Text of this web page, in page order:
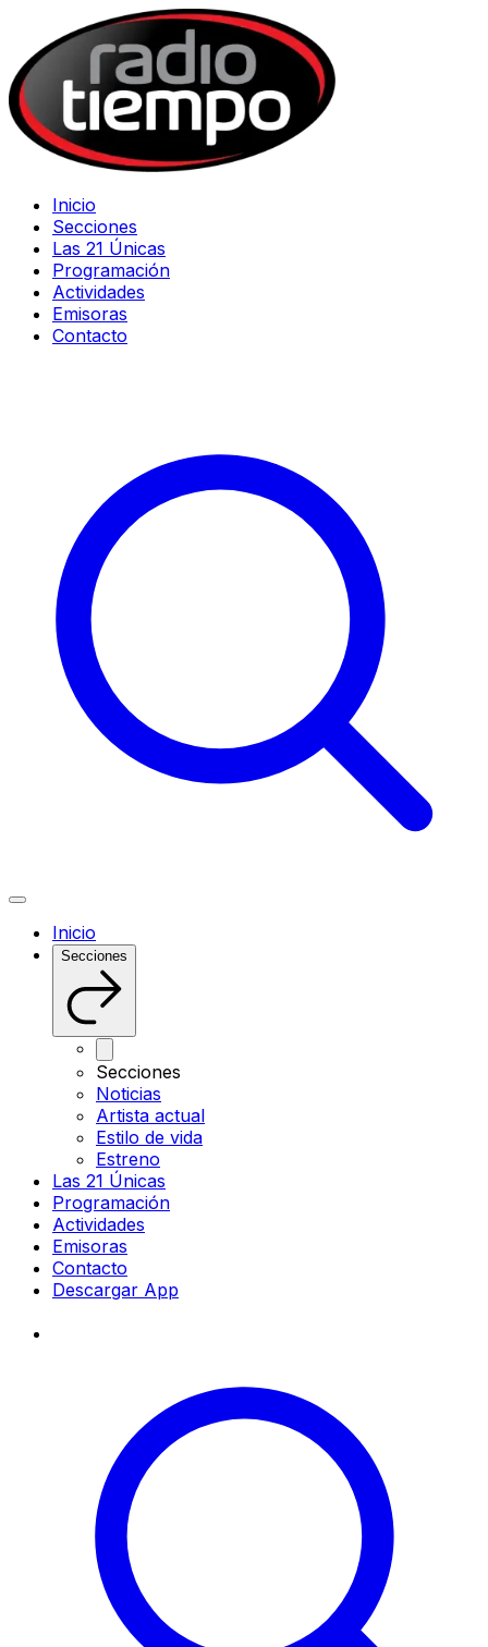
Inicio
Secciones
Las 21 Únicas
Programación
Actividades
Emisoras
Contacto
Inicio
Secciones
Secciones
Noticias
Artista actual
Estilo de vida
Estreno
Las 21 Únicas
Programación
Actividades
Emisoras
Contacto
Descargar App